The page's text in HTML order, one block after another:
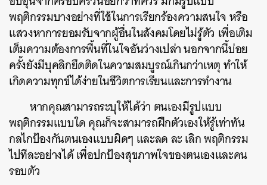
พฤติกรรมบางอย่างที่ใช้ในการเรียกร้องความสนใจ หรือ
แสวงหาการยอมรับจากผู้อื่นในสังคมโดยไม่รู้ตัว เพื่อเติม
เต็มความต้องการพื้นที่ในใจอันว่างเปล่า นอกจากนี้บ่อย
ครั้งยังมีบุคลิกยึดติดในความสมบูรณ์เกินกว่าเหตุ ทำให้
เกิดความทุกข์ได้ง่ายในชีวิตการเรียนและการทำงาน
หากคุณสามารถระบุให้ได้ว่า ตนเองมีรูปแบบ
พฤติกรรมแบบใด คุณก็จะสามารถฝึกตัวเองให้รู้เท่าทัน
กลไกป้องกันตนเองแบบผิดๆ และลด ละ เลิก พฤติกรรม
ไปทีละอย่างได้ เพื่อปกป้องสุขภาพใจของตนเองและคน
รอบตัว